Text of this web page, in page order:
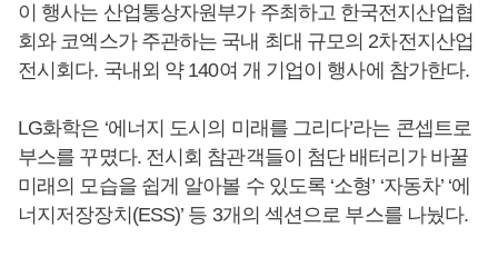
이 행사는 산업통상자원부가 주최하고 한국전지산업협
회와 코엑스가 주관하는 국내 최대 규모의 2차전지산업
전시회다. 국내외 약 140여 개 기업이 행사에 참가한다.
LG화학은 ‘에너지 도시의 미래를 그리다’라는 콘셉트로
부스를 꾸몄다. 전시회 참관객들이 첨단 배터리가 바꿀
미래의 모습을 쉽게 알아볼 수 있도록 ‘소형’ ‘자동차’ ‘에
너지저장장치(ESS)’ 등 3개의 섹션으로 부스를 나눴다.